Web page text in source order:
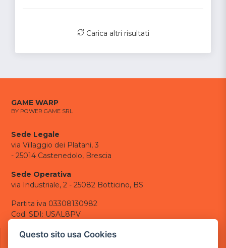
Carica altri risultati
GAME WARP
BY POWER GAME SRL
Sede Legale
via Villaggio dei Platani, 3
- 25014 Castenedolo, Brescia
Sede Operativa
via Industriale, 2 - 25082 Botticino, BS
Partita iva 03308130982
Cod. SDI: USAL8PV
CONTATTI
Questo sito usa Cookies